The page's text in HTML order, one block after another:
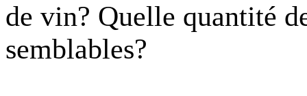
de vin? Quelle quantité
semblables?